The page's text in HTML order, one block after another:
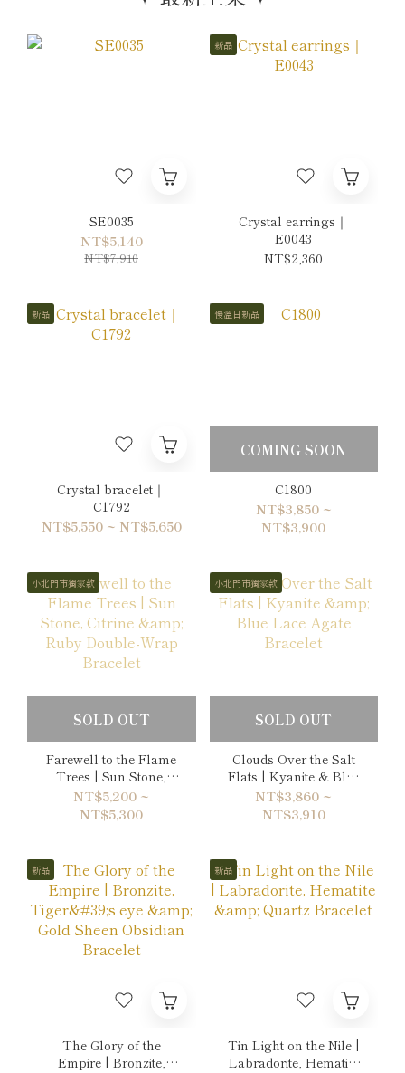
SE0035
NT$5,140
NT$7,910
新品
Crystal earrings｜
E0043
NT$2,360
新品
Crystal bracelet｜
C1792
NT$5,550 ~ NT$5,650
慢溫日新品
COMING SOON
C1800
NT$3,850 ~
NT$3,900
小北門市獨家款
SOLD OUT
Farewell to the Flame
Trees | Sun Stone,
Citrine & Ruby Double-
Wrap Bracelet
NT$5,200 ~
NT$5,300
小北門市獨家款
SOLD OUT
Clouds Over the Salt
Flats | Kyanite & Blue
Lace Agate Bracelet
NT$3,860 ~
NT$3,910
新品
The Glory of the
Empire | Bronzite,
新品
Tin Light on the Nile |
Labradorite, Hematite